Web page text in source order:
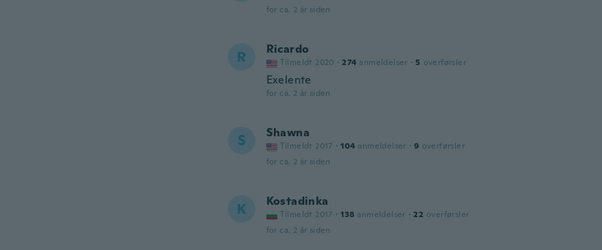
for ca. 2 år siden
R Ricardo
Tilmeldt 2020 · 274 anmeldelser · 5 overførsler
Exelente
for ca. 2 år siden
S Shawna
Tilmeldt 2017 · 104 anmeldelser · 9 overførsler
for ca. 2 år siden
K Kostadinka
Tilmeldt 2017 · 138 anmeldelser · 22 overførsler
for ca. 2 år siden